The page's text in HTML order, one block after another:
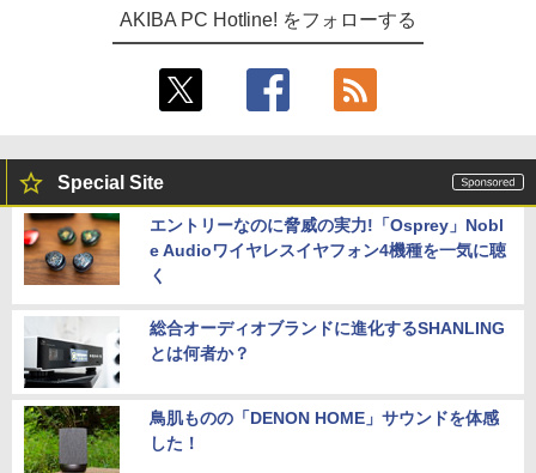
AKIBA PC Hotline! をフォローする
Special Site
エントリーなのに脅威の実力!「Osprey」Nobl
e Audioワイヤレスイヤフォン4機種を一気に聴
く
総合オーディオブランドに進化するSHANLING
とは何者か？
鳥肌ものの「DENON HOME」サウンドを体感
した！